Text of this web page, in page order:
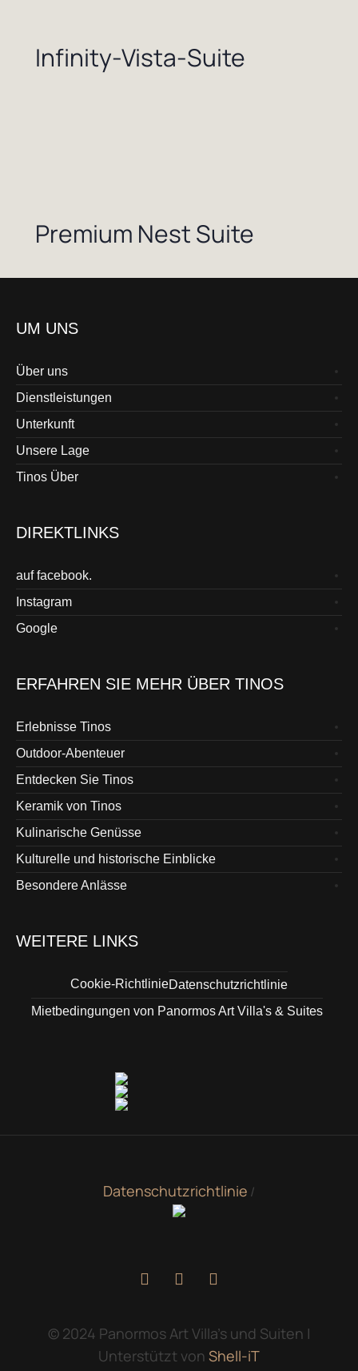
Infinity-Vista-Suite
Premium Nest Suite
UM UNS
Über uns
Dienstleistungen
Unterkunft
Unsere Lage
Tinos Über
DIREKTLINKS
auf facebook.
Instagram
Google
ERFAHREN SIE MEHR ÜBER TINOS
Erlebnisse Tinos
Outdoor-Abenteuer
Entdecken Sie Tinos
Keramik von Tinos
Kulinarische Genüsse
Kulturelle und historische Einblicke
Besondere Anlässe
WEITERE LINKS
Cookie-RichtlinieDatenschutzrichtlinie
Mietbedingungen von Panormos Art Villa's & Suites
© 2024 Panormos Art Villa's und Suiten |
Unterstützt von Shell-iT
Datenschutzrichtlinie /